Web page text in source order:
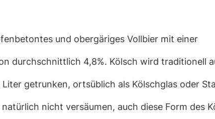
und obergäriges Vollbier mit einer
durchschnittlich 4,8%. Kölsch wird traditionell
getrunken, ortsüblich als Kölschglas oder
nicht versäumen, auch diese Form des